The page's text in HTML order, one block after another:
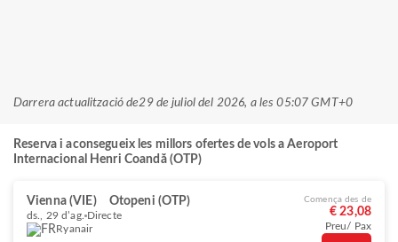
Darrera actualització de29 de juliol del 2026, a les 05:07 GMT+0
Reserva i aconsegueix les millors ofertes de vols a Aeroport
Internacional Henri Coandă (OTP)
Vienna (VIE) Otopeni (OTP)
ds., 29 d’ag. Directe
Ryanair
Comença des de
€ 23,08
Preu/ Pax